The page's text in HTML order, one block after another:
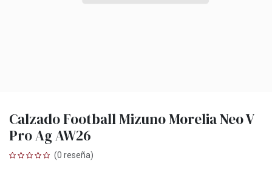
Calzado Football Mizuno Morelia Neo V
Pro Ag AW26
(0 reseña)